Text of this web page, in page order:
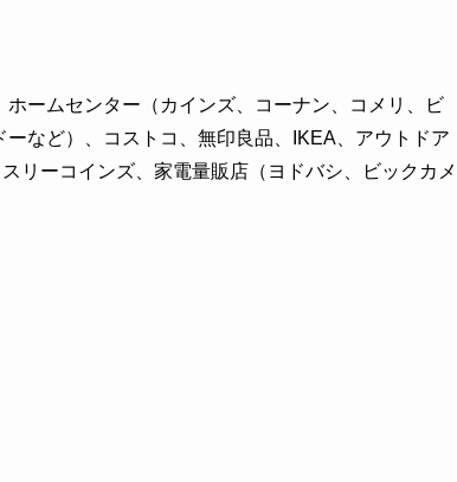
ームセンター（カインズ、コーナン、コメリ、ビ
など）、コストコ、無印良品、IKEA、アウトドア
リーコインズ、家電量販店（ヨドバシ、ビックカメ